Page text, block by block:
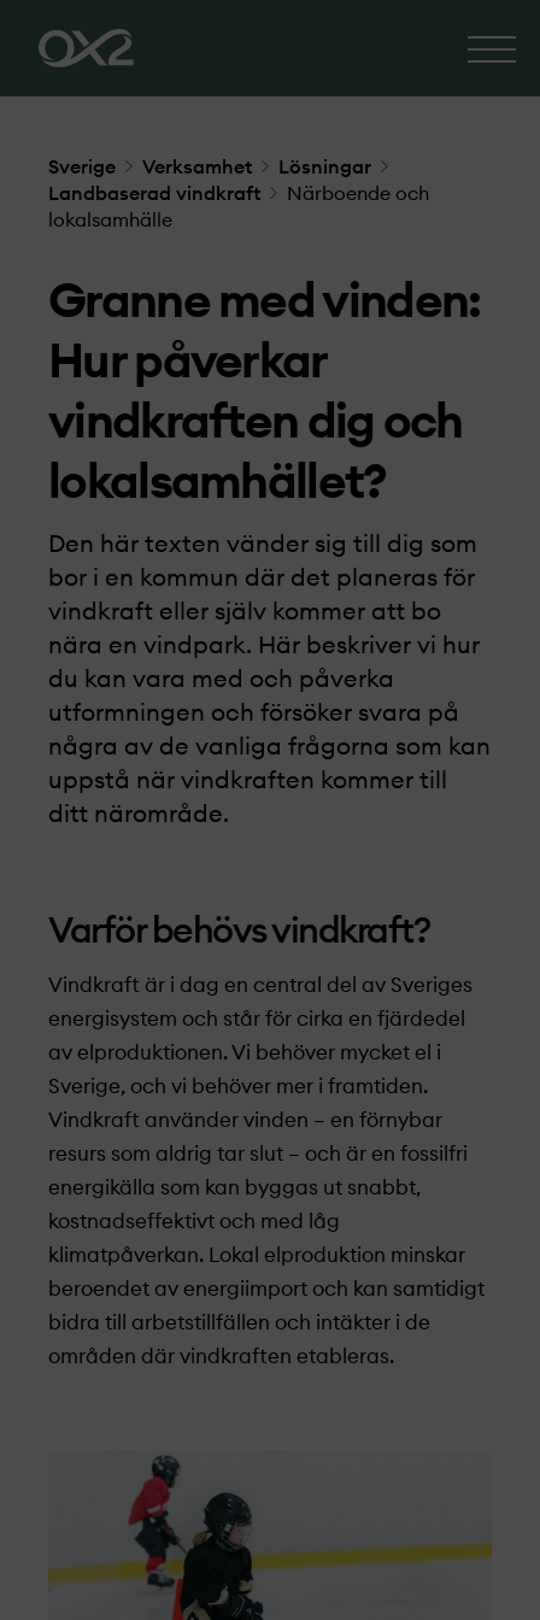
Sverige Verksamhet
Lösningar
Landbaserad vindkraft
Närboende och
lokalsamhälle
Granne med vinden:
Hur påverkar
vindkraften dig och
lokalsamhället?
Den här texten vänder sig till dig som
bor i en kommun där det planeras för
vindkraft eller själv kommer att bo
nära en vindpark. Här beskriver vi hur
du kan vara med och påverka
utformningen och försöker svara på
några av de vanliga frågorna som kan
uppstå när vindkraften kommer till
ditt närområde.
Varför behövs vindkraft?
Vindkraft är i dag en central del av Sveriges
energisystem och står för cirka en fjärdedel
av elproduktionen. Vi behöver mycket el i
Sverige, och vi behöver mer i framtiden.
Vindkraft använder vinden – en förnybar
resurs som aldrig tar slut – och är en fossilfri
energikälla som kan byggas ut snabbt,
kostnadseffektivt och med låg
klimatpåverkan. Lokal elproduktion minskar
beroendet av energiimport och kan samtidigt
bidra till arbetstillfällen och intäkter i de
områden där vindkraften etableras.